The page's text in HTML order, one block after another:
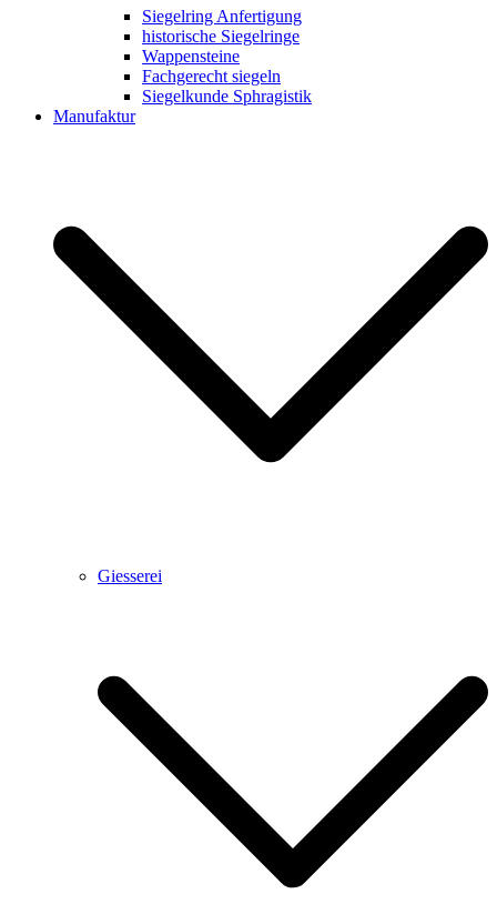
Siegelring Anfertigung
historische Siegelringe
Wappensteine
Fachgerecht siegeln
Siegelkunde Sphragistik
Manufaktur
Giesserei